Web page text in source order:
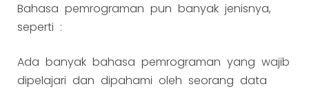
Bahasa pemrograman pun banyak jenisnya,
seperti :
Ada banyak bahasa pemrograman yang wajib
dipelajari dan dipahami oleh seorang data